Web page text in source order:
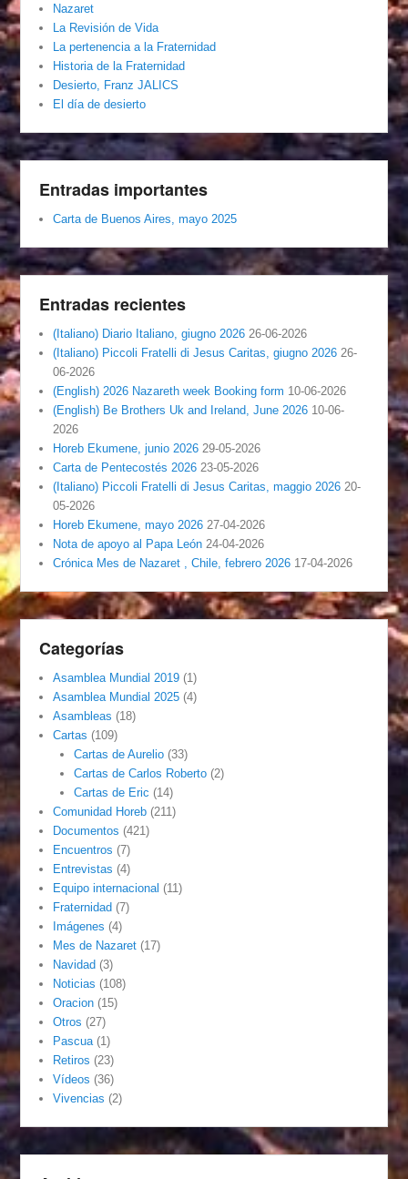
Nazaret
La Revisión de Vida
La pertenencia a la Fraternidad
Historia de la Fraternidad
Desierto, Franz JALICS
El día de desierto
Entradas importantes
Carta de Buenos Aires, mayo 2025
Entradas recientes
(Italiano) Diario Italiano, giugno 2026 26-06-2026
(Italiano) Piccoli Fratelli di Jesus Caritas, giugno 2026 26-
06-2026
(English) 2026 Nazareth week Booking form 10-06-2026
(English) Be Brothers Uk and Ireland, June 2026 10-06-
2026
Horeb Ekumene, junio 2026 29-05-2026
Carta de Pentecostés 2026 23-05-2026
(Italiano) Piccoli Fratelli di Jesus Caritas, maggio 2026 20-
05-2026
Horeb Ekumene, mayo 2026 27-04-2026
Nota de apoyo al Papa León 24-04-2026
Crónica Mes de Nazaret , Chile, febrero 2026 17-04-2026
Categorías
Asamblea Mundial 2019 (1)
Asamblea Mundial 2025 (4)
Asambleas (18)
Cartas (109)
Cartas de Aurelio(33)
Cartas de Carlos Roberto(2)
Cartas de Eric (14)
Comunidad Horeb (211)
Documentos (421)
Encuentros (7)
Entrevistas (4)
Equipo internacional (11)
Fraternidad (7)
Imágenes (4)
Mes de Nazaret (17)
Navidad (3)
Noticias (108)
Oracion (15)
Otros (27)
Pascua (1)
Retiros (23)
Vídeos (36)
Vivencias (2)